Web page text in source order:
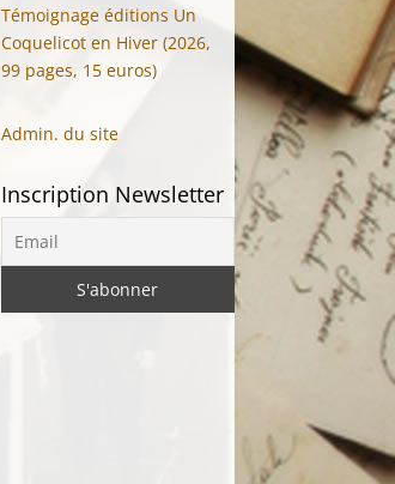
Témoignage éditions Un
Coquelicot en Hiver (2026,
99 pages, 15 euros)
Admin. du site
Inscription Newsletter